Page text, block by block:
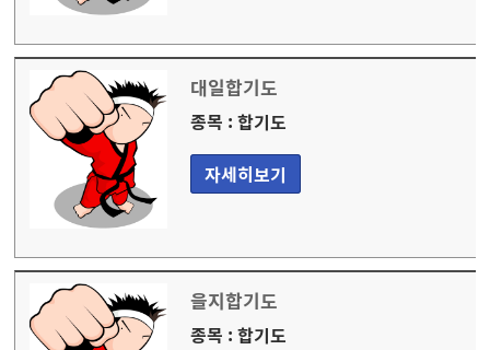
대일합기도
종목 : 합기도
자세히보기
을지합기도
종목 : 합기도